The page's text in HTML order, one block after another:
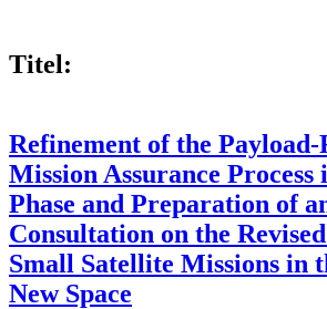
Titel:
Refinement of the Payload-
Mission Assurance Process
Phase and Preparation of
Consultation on the
Small Satellite Missions in
New Space